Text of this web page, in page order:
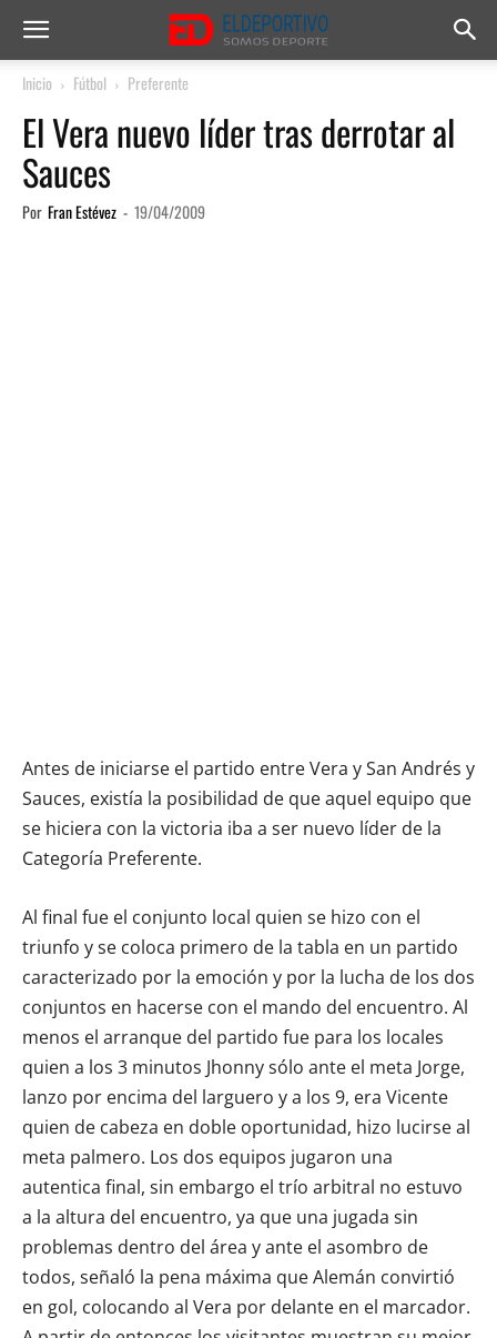
Inicio Fútbol Preferente
El Vera nuevo líder tras derrotar al
Sauces
Por Fran Estévez - 19/04/2009
Antes de iniciarse el partido entre Vera y San Andrés y
Sauces, existía la posibilidad de que aquel equipo que
se hiciera con la victoria iba a ser nuevo líder de la
Categoría Preferente.
Al final fue el conjunto local quien se hizo con el
triunfo y se coloca primero de la tabla en un partido
caracterizado por la emoción y por la lucha de los dos
conjuntos en hacerse con el mando del encuentro. Al
menos el arranque del partido fue para los locales
quien a los 3 minutos Jhonny sólo ante el meta Jorge,
lanzo por encima del larguero y a los 9, era Vicente
quien de cabeza en doble oportunidad, hizo lucirse al
meta palmero. Los dos equipos jugaron una
autentica final, sin embargo el trío arbitral no estuvo
a la altura del encuentro, ya que una jugada sin
problemas dentro del área y ante el asombro de
todos, señaló la pena máxima que Alemán convirtió
en gol, colocando al Vera por delante en el marcador.